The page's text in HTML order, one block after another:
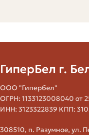
что учитывать
Паллетирование — это
Большинство
ГиперБел г.
ООО "Гипербел"
ОГРН: 1133123008040 от
ИНН: 3123322839 КПП:
308510, п. Разумное, ул.